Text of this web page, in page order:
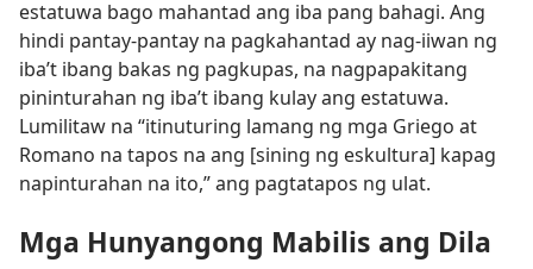
estatuwa bago mahantad ang iba pang bahagi. Ang
hindi pantay-pantay na pagkahantad ay nag-iiwan ng
iba’t ibang bakas ng pagkupas, na nagpapakitang
pininturahan ng iba’t ibang kulay ang estatuwa.
Lumilitaw na “itinuturing lamang ng mga Griego at
Romano na tapos na ang [sining ng eskultura] kapag
napinturahan na ito,” ang pagtatapos ng ulat.
Mga Hunyangong Mabilis ang Dila